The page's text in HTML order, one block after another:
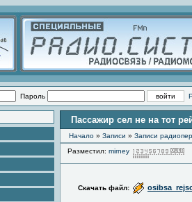
Пароль
Пассажир сел не на тот
Начало » Записи » Записи
Разместил: mirney
Скачать файл: